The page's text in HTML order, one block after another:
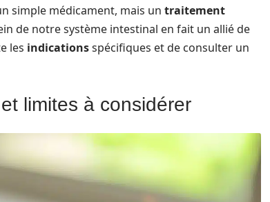
simple médicament, mais un traitement
de notre système intestinal en fait un allié de
les indicationsspécifiques et de consulter un
limites à considérer